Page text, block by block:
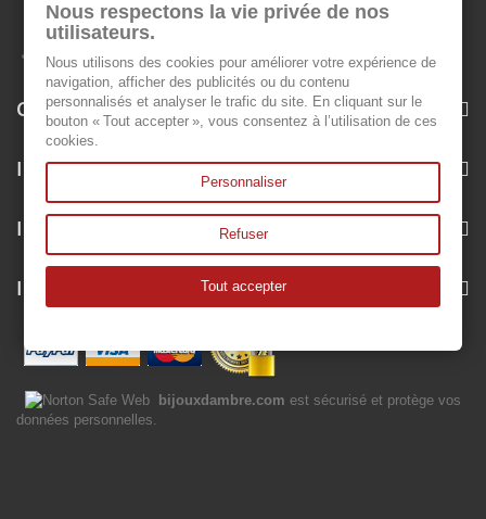
Categorie
Informazioni
Il mio account
Informazioni negozio
bijouxdambre.com est sécurisé et protège vos
données personnelles.
Nous respectons la vie privée de nos
utilisateurs.
Nous utilisons des cookies pour améliorer votre expérience de
navigation, afficher des publicités ou du contenu
personnalisés et analyser le trafic du site. En cliquant sur le
bouton « Tout accepter », vous consentez à l’utilisation de ces
cookies.
Personnaliser
Refuser
Tout accepter